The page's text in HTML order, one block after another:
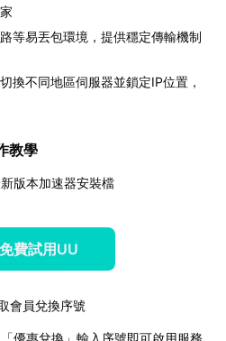
等易丟包環境，提供穩定傳輸機制
換不同地區伺服器並鎖定IP位置，
教學
版本加速器安裝檔
費試用UU
會員兌換序號
優惠兌換」輸入序號即可啟用服務